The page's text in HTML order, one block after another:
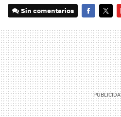
Sin comentarios